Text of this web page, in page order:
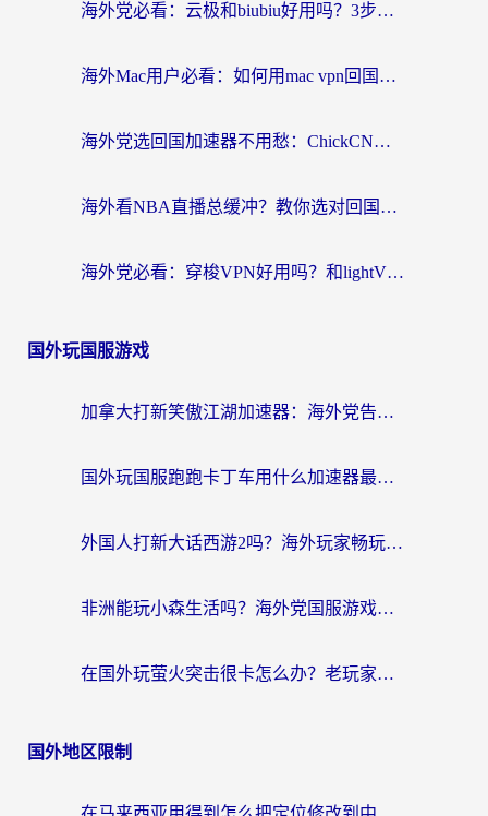
海外党必看：云极和biubiu好用吗？3步选对回国加速器，无缝刷国内剧玩手游
海外Mac用户必看：如何用mac vpn回国实现无缝刷国内剧玩国服？
海外党选回国加速器不用愁：ChickCN和SpeedCN好用吗？实测对比+避坑指南
海外看NBA直播总缓冲？教你选对回国加速器，无缝看球还能刷国内剧
海外党必看：穿梭VPN好用吗？和lightVPN对比哪个回国效果更好？附真实体验与选择指南
国外玩国服游戏
加拿大打新笑傲江湖加速器：海外党告别延迟卡顿的实用指南
国外玩国服跑跑卡丁车用什么加速器最好？2026真实玩家亲测避坑指南
外国人打新大话西游2吗？海外玩家畅玩国服游戏的终极加速器指南
非洲能玩小森生活吗？海外党国服游戏加速器终极指南（附阿根廷CF手游帕斯卡契约解决方案）
在国外玩萤火突击很卡怎么办？老玩家亲测有效的加速器选择指南
国外地区限制